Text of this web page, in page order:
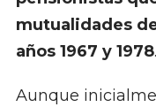
mutualidades
años 1967 y 1978.
Aunque